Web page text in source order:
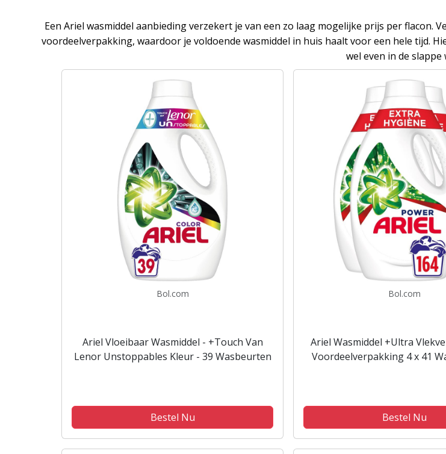
Een Ariel wasmiddel aanbieding verzekert je van een zo laag mogelijke prijs per flacon.
voordeelverpakking, waardoor je voldoende wasmiddel in huis haalt voor een hele tijd.
wel even in de slappe
Bol.com
Ariel Vloeibaar Wasmiddel - +Touch Van
Lenor Unstoppables Kleur - 39 Wasbeurten
Bestel Nu
Bol.com
Ariel Wasmiddel +Ultra
Voordeelverpakking 4 x 41
Bestel Nu